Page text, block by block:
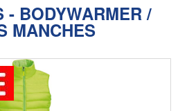
- BODYWARMER /
MANCHES